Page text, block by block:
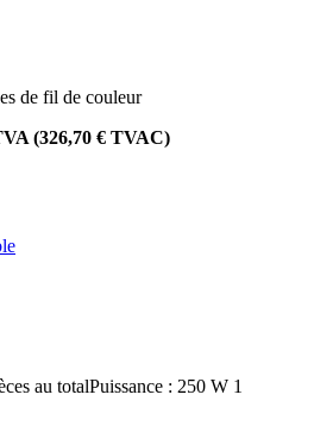
de fil de couleur
(326,70 € TVAC)
au totalPuissance : 250 W 1